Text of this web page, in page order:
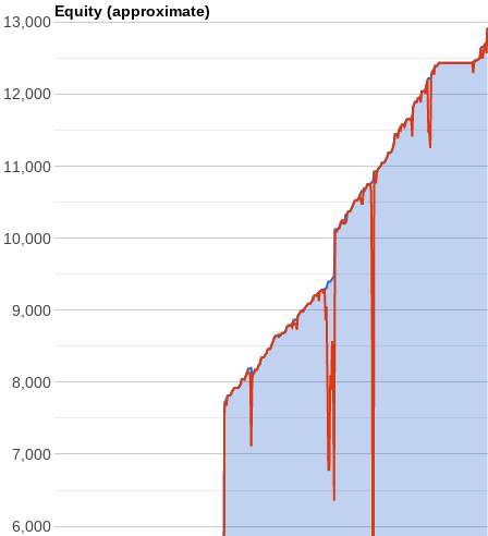
Equity (approximate)
6,000
7,000
8,000
9,000
10,000
11,000
12,000
13,000